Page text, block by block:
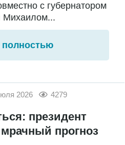
с губернатором
Михаилом...
полностью
2026 4279
президент
прогноз